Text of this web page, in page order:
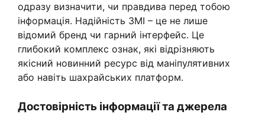
одразу визначити, чи правдива перед тобою
інформація. Надійність ЗМІ – це не лише
відомий бренд чи гарний інтерфейс. Це
глибокий комплекс ознак, які відрізняють
якісний новинний ресурс від маніпулятивних
або навіть шахрайських платформ.
Достовірність інформації та джерела